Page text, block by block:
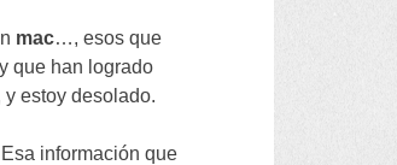
mac…,esos que
que han logrado
y estoy desolado.
Esa información que